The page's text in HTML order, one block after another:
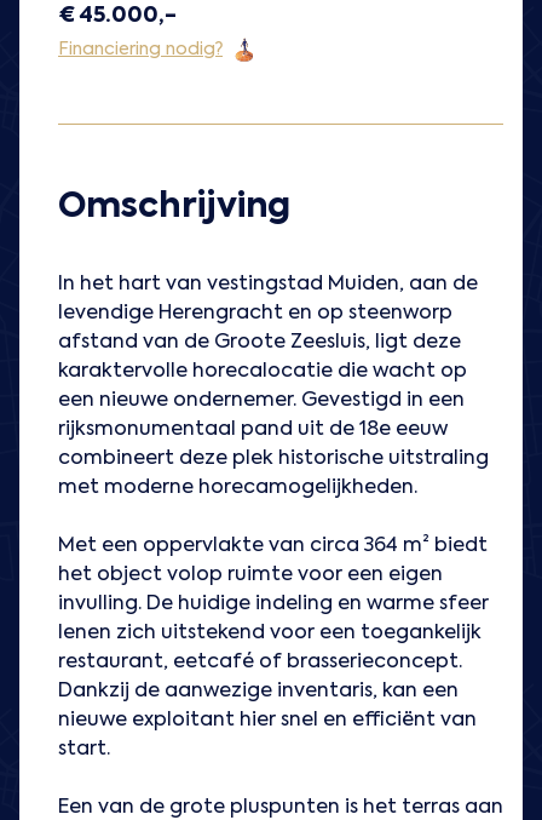
€ 45.000,-
Financiering nodig?
Omschrijving
In het hart van vestingstad Muiden, aan de
levendige Herengracht en op steenworp
afstand van de Groote Zeesluis, ligt deze
karaktervolle horecalocatie die wacht op
een nieuwe ondernemer. Gevestigd in een
rijksmonumentaal pand uit de 18e eeuw
combineert deze plek historische uitstraling
met moderne horecamogelijkheden.
Met een oppervlakte van circa 364 m² biedt
het object volop ruimte voor een eigen
invulling. De huidige indeling en warme sfeer
lenen zich uitstekend voor een toegankelijk
restaurant, eetcafé of brasserieconcept.
Dankzij de aanwezige inventaris, kan een
nieuwe exploitant hier snel en efficiënt van
start.
Een van de grote pluspunten is het terras aan